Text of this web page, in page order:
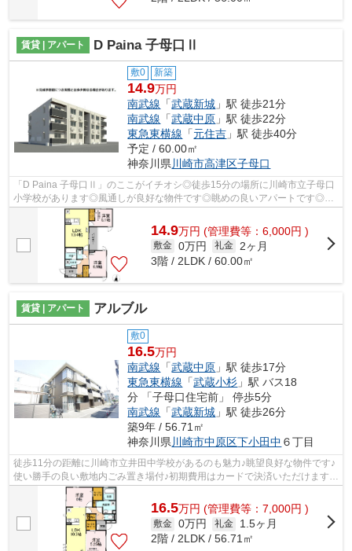
賃貸 | アパート D Paina 子母口Ⅱ
敷0 新築
14.9万円
南武線 「武蔵新城 」駅 徒歩21分
南武線 「武蔵中原 」駅 徒歩22分
東急東横線 「元住吉 」駅 徒歩40分
予定 / 60.00㎡
神奈川県 川崎市高津区子母口
「D Paina 子母口Ⅱ」のここがイチオシ◎徒歩15分の場所に川崎市立子母口
小学校があります◎風通しが良好な物件です◎眺めの良いアパートです◎川
崎市高津区エリアにある賃貸情報のことなら...
14.9万円 (管理費等：6,000円 )
敷金 0万円 礼金
2ヶ月
3階 / 2LDK / 60.00㎡
賃貸 | アパート アルブル
敷0
16.5万円
南武線 「武蔵中原 」駅 徒歩17分
東急東横線 「武蔵小杉 」駅 バス18
分 「子母口住宅前」 停歩5分
南武線 「武蔵新城 」駅 徒歩26分
築9年 / 56.71㎡
神奈川県 川崎市中原区下小田中 ６丁目
徒歩11分の距離に川崎市立井田中学校があるのも魅力♪眺望良好な物件です♪
使い勝手の良い敷地内ごみ置き場付♪初期費用はカードで決済いただけます♪
川崎市中原区エリアの賃貸情報をお探...
16.5万円 (管理費等：7,000円 )
敷金 0万円 礼金
1.5ヶ月
2階 / 2LDK / 56.71㎡